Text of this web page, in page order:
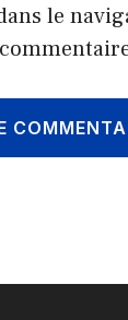
le